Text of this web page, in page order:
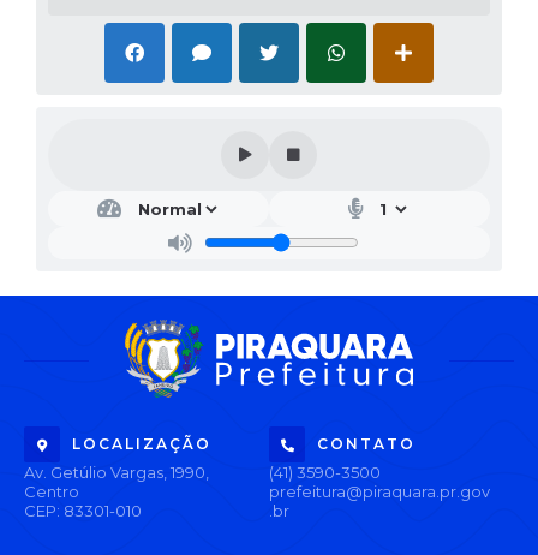
LOCALIZAÇÃO
Av. Getúlio Vargas, 1990,
Centro
CEP: 83301-010
CONTATO
(41) 3590-3500
prefeitura@piraquara.pr.gov
.br